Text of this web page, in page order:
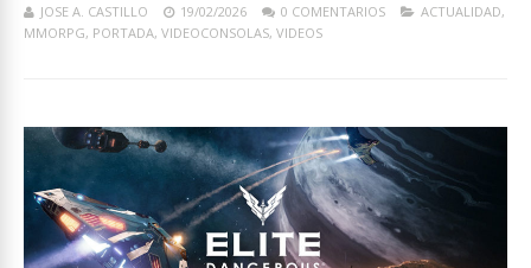
JOSE A. CASTILLO 19/02/2026 0 COMENTARIOS ACTUALIDAD,
MMORPG, PORTADA, VIDEOCONSOLAS, VIDEOS